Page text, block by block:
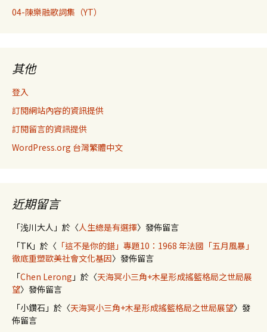
04-陳樂融歌詞集（YT）
其他
登入
訂閱網站內容的資訊提供
訂閱留言的資訊提供
WordPress.org 台灣繁體中文
近期留言
「浅川大人 」於〈人生總是有選擇〉發佈留言
「TK」於〈 「這不是你的錯」專題10：1968 年法國「五月風暴」
徹底重塑歐美社會文化基因〉發佈留言
「Chen Lerong 」於〈天海冥小三角+木星形成搖籃格局之世局展
望〉發佈留言
「小鑽石 」於〈天海冥小三角+木星形成搖籃格局之世局展望〉發
佈留言